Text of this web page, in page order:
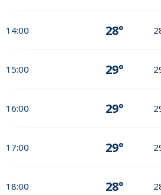
14:00 28°
15:00 29°
16:00 29°
17:00 29°
18:00 28°